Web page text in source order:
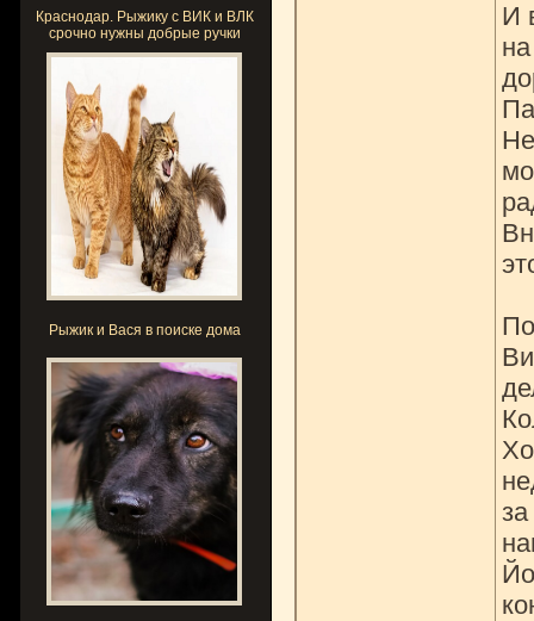
Краснодар. Рыжику с ВИК и ВЛК
срочно нужны добрые ручки
Рыжик и Вася в поиске дома
И